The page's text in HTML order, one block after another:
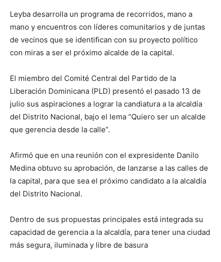
Leyba desarrolla un programa de recorridos, mano a
mano y encuentros con líderes comunitarios y de juntas
de vecinos que se identifican con su proyecto político
con miras a ser el próximo alcalde de la capital.
El miembro del Comité Central del Partido de la
Liberación Dominicana (PLD) presentó el pasado 13 de
julio sus aspiraciones a lograr la candiatura a la alcaldía
del Distrito Nacional, bajo el lema “Quiero ser un alcalde
que gerencia desde la calle”.
Afirmó que en una reunión con el expresidente Danilo
Medina obtuvo su aprobación, de lanzarse a las calles de
la capital, para que sea el próximo candidato a la alcaldía
del Distrito Nacional.
Dentro de sus propuestas principales está integrada su
capacidad de gerencia a la alcaldía, para tener una ciudad
más segura, iluminada y libre de basura